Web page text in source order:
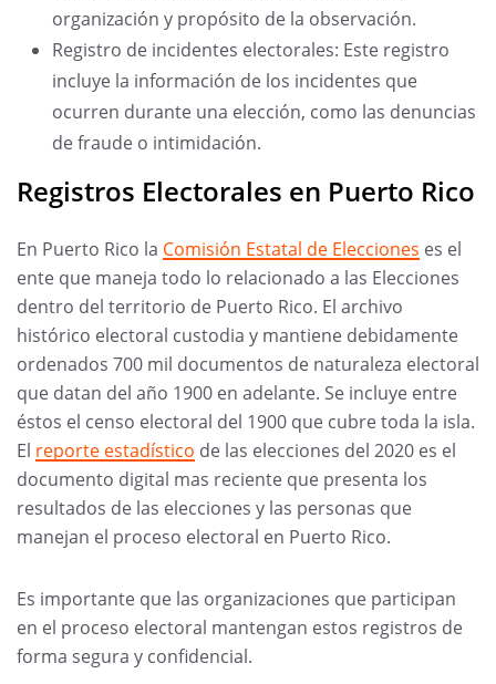
organización y propósito de la observación.
Registro de incidentes electorales: Este registro
incluye la información de los incidentes que
ocurren durante una elección, como las denuncias
de fraude o intimidación.
Registros Electorales en Puerto Rico
En Puerto Rico la Comisión Estatal de Elecciones es el
ente que maneja todo lo relacionado a las Elecciones
dentro del territorio de Puerto Rico. El archivo
histórico electoral custodia y mantiene debidamente
ordenados 700 mil documentos de naturaleza electoral
que datan del año 1900 en adelante. Se incluye entre
éstos el censo electoral del 1900 que cubre toda la isla.
El reporte estadístico de las elecciones del 2020 es el
documento digital mas reciente que presenta los
resultados de las elecciones y las personas que
manejan el proceso electoral en Puerto Rico.
Es importante que las organizaciones que participan
en el proceso electoral mantengan estos registros de
forma segura y confidencial.